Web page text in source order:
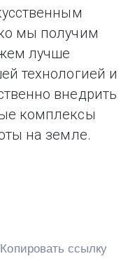
мы получим
лучше
технологией и
внедрить
комплексы
на земле.
Копировать ссылку